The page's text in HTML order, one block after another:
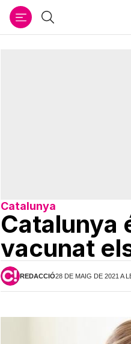
Cercar
Catalunya
Catalunya
vacunat
REDACCIÓ28 DE MAIG DE 2021 A